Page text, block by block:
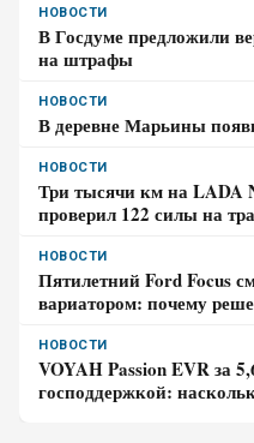
НОВОСТИ
В Госдуме предложили
на штрафы
НОВОСТИ
В деревне Марьины
НОВОСТИ
Три тысячи км на LADA
проверил 122 силы на
НОВОСТИ
Пятилетний Ford Focus
вариатором: почему
НОВОСТИ
VOYAH Passion EVR за
господдержкой: